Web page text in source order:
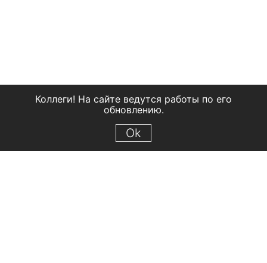
Коллеги! На сайте ведутся работы по его
обновлению.
Ok